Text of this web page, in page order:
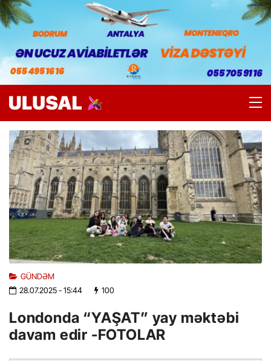
GÜNDƏM
28.07.2025- 15:44 100
Londonda “YAŞAT” yay məktəbi
davam edir -FOTOLAR